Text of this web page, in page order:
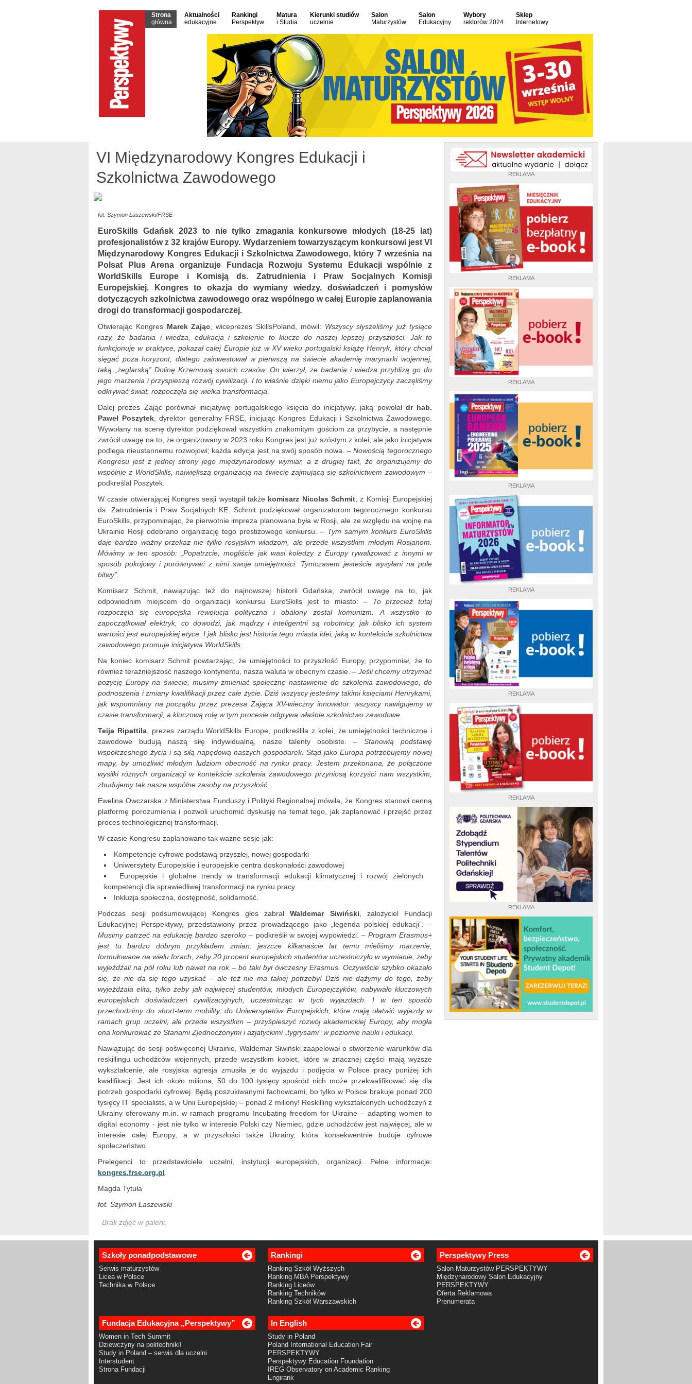
Strona
główna
Aktualności
edukacyjne
Rankingi
Perspektyw
Matura
i Studia
Kierunki studiów
uczelnie
Salon
Maturzystów
Salon
Edukacyjny
Wybory
rektorów 2024
Sklep
Internetowy
REKLAMA
REKLAMA
REKLAMA
REKLAMA
REKLAMA
REKLAMA
REKLAMA
REKLAMA
VI Międzynarodowy Kongres Edukacji i
Szkolnictwa Zawodowego
fot. Szymon Łaszewski/FRSE
EuroSkills Gdańsk 2023 to nie tylko zmagania konkursowe młodych (18-25 lat)
profesjonalistów z 32 krajów Europy. Wydarzeniem towarzyszącym konkursowi jest VI
Międzynarodowy Kongres Edukacji i Szkolnictwa Zawodowego, który 7 września na
Polsat Plus Arena organizuje Fundacja Rozwoju Systemu Edukacji wspólnie z
WorldSkills Europe i Komisją ds. Zatrudnienia i Praw Socjalnych Komisji
Europejskiej. Kongres to okazja do wymiany wiedzy, doświadczeń i pomysłów
dotyczących szkolnictwa zawodowego oraz wspólnego w całej Europie zaplanowania
drogi do transformacji gospodarczej.
Otwierając Kongres Marek Zając , wiceprezes SkillsPoland, mówił: Wszyscy słyszeliśmy już tysiące
razy, że badania i wiedza, edukacja i szkolenie to klucze do naszej lepszej przyszłości. Jak to
funkcjonuje w praktyce, pokazał całej Europie już w XV wieku portugalski książę Henryk, który chciał
sięgać poza horyzont, dlatego zainwestował w pierwszą na świecie akademię marynarki wojennej,
taką „żeglarską” Dolinę Krzemową swoich czasów. On wierzył, że badania i wiedza przybliżą go do
jego marzenia i przyspieszą rozwój cywilizacji. I to właśnie dzięki niemu jako Europejczycy zaczęliśmy
odkrywać świat, rozpoczęła się wielka transformacja.
Dalej prezes Zając porównał inicjatywę portugalskiego księcia do inicjatywy, jaką powołał dr hab.
Paweł Poszytek, dyrektor generalny FRSE, inicjując Kongres Edukacji i Szkolnictwa Zawodowego.
Wywołany na scenę dyrektor podziękował wszystkim znakomitym gościom za przybycie, a następnie
zwrócił uwagę na to, że organizowany w 2023 roku Kongres jest już szóstym z kolei, ale jako inicjatywa
podlega nieustannemu rozwojowi; każda edycja jest na swój sposób nowa. –Nowością tegorocznego
Kongresu jest z jednej strony jego międzynarodowy wymiar, a z drugiej fakt, że organizujemy do
wspólnie z WorldSkills, największą organizacją na świecie zajmującą się szkolnictwem zawodowym –
podkreślał Poszytek.
W czasie otwierającej Kongres sesji wystąpił także komisarz Nicolas Schmit , z Komisji Europejskiej
ds. Zatrudnienia i Praw Socjalnych KE. Schmit podziękował organizatorom tegorocznego konkursu
EuroSkills, przypominając, że pierwotnie impreza planowana była w Rosji, ale ze względu na wojnę na
Ukrainie Rosji odebrano organizację tego prestiżowego konkursu. – Tym samym konkurs EuroSkills
daje bardzo ważny przekaz nie tylko rosyjskim władzom, ale przede wszystkim młodym Rosjanom.
Mówimy w ten sposób: „Popatrzcie, mogliście jak wasi koledzy z Europy rywalizować z innymi w
sposób pokojowy i porównywać z nimi swoje umiejętności. Tymczasem jesteście wysyłani na pole
bitwy”.
Komisarz Schmit, nawiązując też do najnowszej historii Gdańska, zwrócił uwagę na to, jak
odpowiednim miejscem do organizacji konkursu EuroSkills jest to miasto: – To przecież tutaj
rozpoczęła się europejska rewolucja polityczna i obalony został komunizm. A wszystko to
zapoczątkował elektryk, co dowodzi, jak mądrzy i inteligentni są robotnicy, jak blisko ich system
wartości jest europejskiej etyce. I jak blisko jest historia tego miasta idei, jaką w kontekście szkolnictwa
zawodowego promuje inicjatywa WorldSkills.
Na koniec komisarz Schmit powtarzając, że umiejętności to przyszłość Europy, przypomniał, że to
również teraźniejszość naszego kontynentu, nasza waluta w obecnym czasie. – Jeśli chcemy utrzymać
pozycję Europy na świecie, musimy zmieniać społeczne nastawienie do szkolenia zawodowego, do
podnoszenia i zmiany kwalifikacji przez całe życie. Dziś wszyscy jesteśmy takimi księciami Henrykami,
jak wspomniany na początku przez prezesa Zająca XV-wieczny innowator: wszyscy nawigujemy w
czasie transformacji, a kluczową rolę w tym procesie odgrywa właśnie szkolnictwo zawodowe.
Teija Ripattila, prezes zarządu WorldSkills Europe, podkreśliła z kolei, że umiejętności techniczne i
zawodowe budują naszą siłę indywidualną, nasze talenty osobiste. – Stanowią podstawę
współczesnego życia i są siłą napędową naszych gospodarek. Stąd jako Europa potrzebujemy nowej
mapy, by umożliwić młodym ludziom obecność na rynku pracy. Jestem przekonana, że połączone
wysiłki różnych organizacji w kontekście szkolenia zawodowego przyniosą korzyści nam wszystkim,
zbudujemy tak nasze wspólne zasoby na przyszłość.
Ewelina Owczarska z Ministerstwa Funduszy i Polityki Regionalnej mówiła, że Kongres stanowi cenną
platformę porozumienia i pozwoli uruchomić dyskusję na temat tego, jak zaplanować i przejść przez
proces technologicznej transformacji.
W czasie Kongresu zaplanowano tak ważne sesje jak:
Kompetencje cyfrowe podstawą przyszłej, nowej gospodarki
Uniwersytety Europejskie i europejskie centra doskonałości zawodowej
Europejskie i globalne trendy w transformacji edukacji klimatycznej i rozwój zielonych
kompetencji dla sprawiedliwej transformacji na rynku pracy
Inkluzja społeczna, dostępność, solidarność.
Podczas sesji podsumowującej Kongres głos zabrałWaldemar Siwiński , założyciel Fundacji
Edukacyjnej Perspektywy, przedstawiony przez prowadzącego jako „legenda polskiej edukacji”. –
Musimy patrzeć na edukację bardzo szeroko – podkreślił w swojej wypowiedzi. – Program Erasmus+
jest tu bardzo dobrym przykładem zmian: jeszcze kilkanaście lat temu mieliśmy marzenie,
formułowane na wielu forach, żeby 20 procent europejskich studentów uczestniczyło w wymianie, żeby
wyjeżdżali na pół roku lub nawet na rok – bo taki był ówczesny Erasmus. Oczywiście szybko okazało
się, że nie da się tego uzyskać – ale też nie ma takiej potrzeby! Dziś nie dążymy do tego, żeby
wyjeżdżała elita, tylko żeby jak najwięcej studentów, młodych Europejczyków, nabywało kluczowych
europejskich doświadczeń cywilizacyjnych, uczestnicząc w tych wyjazdach. I w ten sposób
przechodzimy do short-term mobility, do Uniwersytetów Europejskich, które mają ułatwić wyjazdy w
ramach grup uczelni, ale przede wszystkim – przyśpieszyć rozwój akademickiej Europy, aby mogła
ona konkurować ze Stanami Zjednoczonymi i azjatyckimi „tygrysami” w poziomie nauki i edukacji.
Nawiązując do sesji poświęconej Ukrainie, Waldemar Siwiński zaapelował o stworzenie warunków dla
reskillingu uchodźców wojennych, przede wszystkim kobiet, które w znacznej części mają wyższe
wykształcenie, ale rosyjska agresja zmusiła je do wyjazdu i podjęcia w Polsce pracy poniżej ich
kwalifikacji. Jest ich około miliona, 50 do 100 tysięcy spośród nich może przekwalifikować się dla
potrzeb gospodarki cyfrowej. Będą poszukiwanymi fachowcami, bo tylko w Polsce brakuje ponad 200
tysięcy IT specialists, a w Unii Europejskiej – ponad 2 miliony! Reskilling wykształconych uchodźczyń z
Ukrainy oferowany m.in. w ramach programu Incubating freedom for Ukraine – adapting women to
digital economy - jest nie tylko w interesie Polski czy Niemiec, gdzie uchodźców jest najwięcej, ale w
interesie całej Europy, a w przyszłości także Ukrainy, która konsekwentnie buduje cyfrowe
społeczeństwo.
Prelegenci to przedstawiciele uczelni, instytucji europejskich, organizacji. Pełne informacje:
kongres.frse.org.pl
Magda Tytuła
fot. Szymon Łaszewski
Brak zdjęć w galerii.
Szkoły ponadpodstawowe
Serwis maturzystów
Licea w Polsce
Technika w Polsce
Rankingi
Ranking Szkół Wyższych
Ranking MBA Perspektywy
Ranking Liceów
Ranking Techników
Ranking Szkół Warszawskich
Perspektywy Press
Salon Maturzystów PERSPEKTYWY
Międzynarodowy Salon Edukacyjny
PERSPEKTYWY
Oferta Reklamowa
Prenumerata
Fundacja Edukacyjna „Perspektywy”
Women in Tech Summit
Dziewczyny na politechniki!
Study in Poland – serwis dla uczelni
Interstudent
Strona Fundacji
In English
Study in Poland
Poland International Education Fair
PERSPEKTYWY
Perspektywy Education Foundation
IREG Observatory on Academic Ranking
Engirank